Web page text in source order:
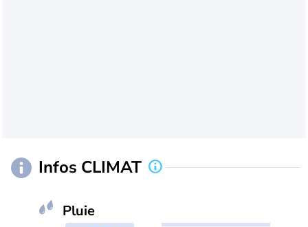
Infos CLIMAT
Pluie